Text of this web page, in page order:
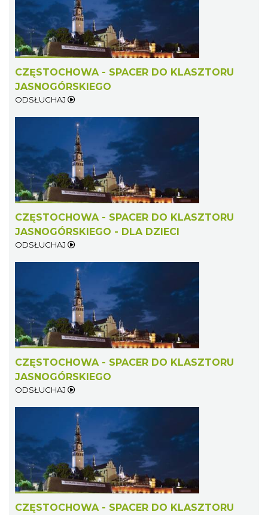
CZĘSTOCHOWA - SPACER DO KLASZTORU
JASNOGÓRSKIEGO
ODSŁUCHAJ
CZĘSTOCHOWA - SPACER DO KLASZTORU
JASNOGÓRSKIEGO - DLA DZIECI
ODSŁUCHAJ
CZĘSTOCHOWA - SPACER DO KLASZTORU
JASNOGÓRSKIEGO
ODSŁUCHAJ
CZĘSTOCHOWA - SPACER DO KLASZTORU